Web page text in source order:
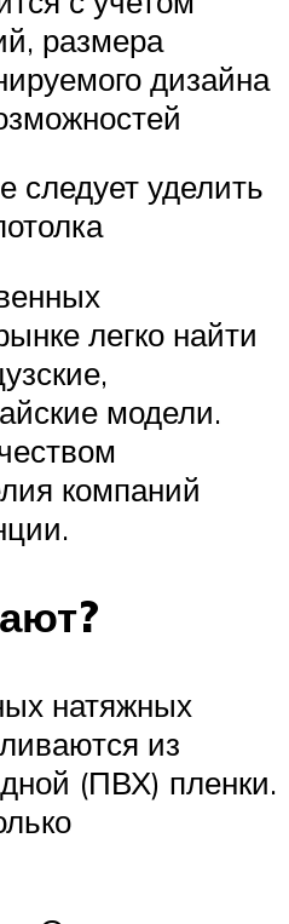
размера
дизайна
следует уделить
легко найти
модели.
компаний
натяжных
из
(ПВХ) пленки.